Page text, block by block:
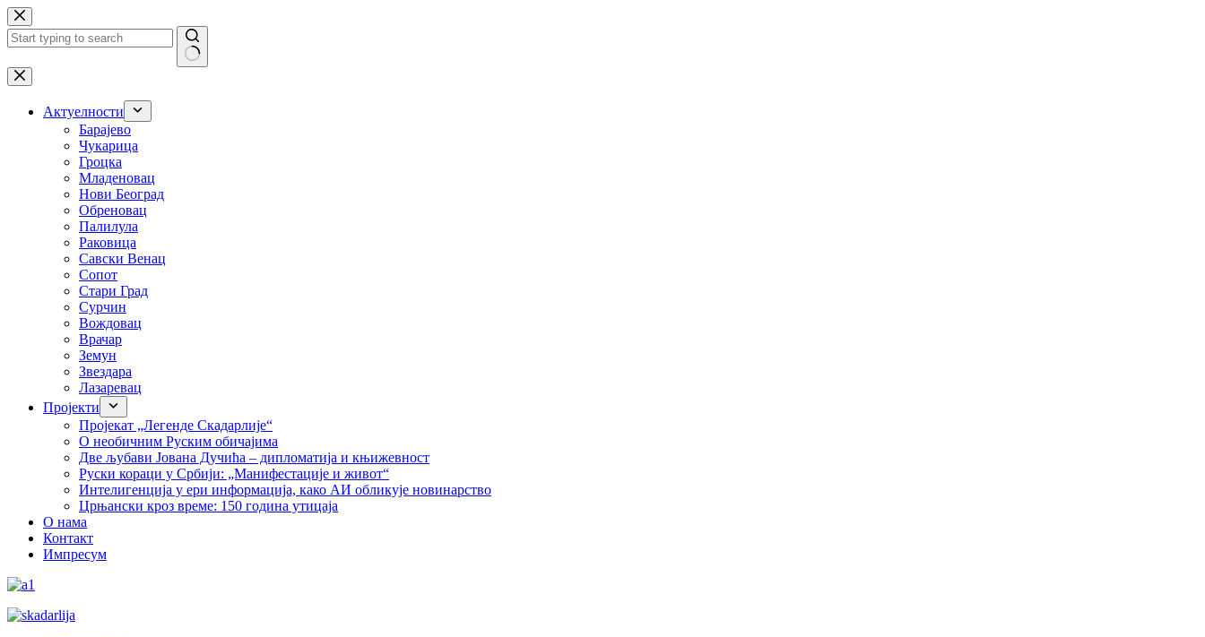
Skip
to
content
No
results
Актуелности
Барајево
Чукарица
Гроцка
Младеновац
Нови Београд
Обреновац
Палилула
Раковица
Савски Венац
Сопот
Стари Град
Сурчин
Вождовац
Врачар
Земун
Звездара
Лазаревац
Пројекти
Пројекат „Легенде Скадарлије“
О необичним Руским обичајима
Две љубави Јована Дучића – дипломатија и књижевност
Руски кораци у Србији: „Манифестације и живот“
Интелигенција у ери информација, како АИ обликује новинарство
Црњански кроз време: 150 година утицаја
О нама
Контакт
Импресум